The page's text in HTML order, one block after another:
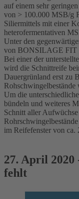
auf einem sehr
von > 100.000 MSB/g
Siliermittels mit einer
heterofermentativen
Unter den
von BONSILAGE FIT
Bei einer der
wird die Schnittreife
Dauergrünland erst zu
Rohschwingelbestände
Um die
bündeln und weiteres
Schnitt aller
im Reifefenster von ca.
27. April 2020
fehlt